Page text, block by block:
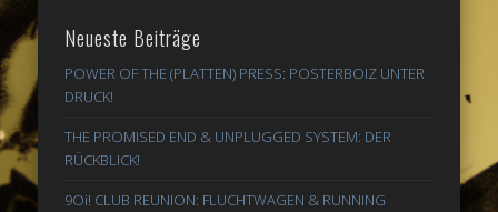
Neueste Beiträge
POWER OF THE (PLATTEN) PRESS: POSTERBOIZ UNTER
DRUCK!
THE PROMISED END & UNPLUGGED SYSTEM: DER
RÜCKBLICK!
9Oi! CLUB REUNION: FLUCHTWAGEN & RUNNING